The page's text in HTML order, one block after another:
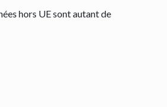
hors UE sont autant de